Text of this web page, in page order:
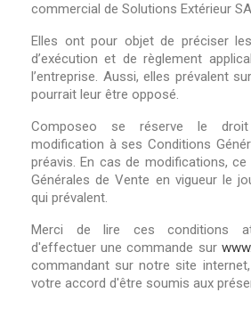
commercial de Solutions Extérieur
Elles ont pour objet de préciser
d’exécution et de règlement
l’entreprise. Aussi, elles prévalent
pourrait leur être opposé.
Composeo se réserve le droit
modification à ses Conditions
préavis. En cas de modifications,
Générales de Vente en vigueur le
qui prévalent.
Merci de lire ces conditions
d'effectuer une commande sur
commandant sur notre site
votre accord d'être soumis aux